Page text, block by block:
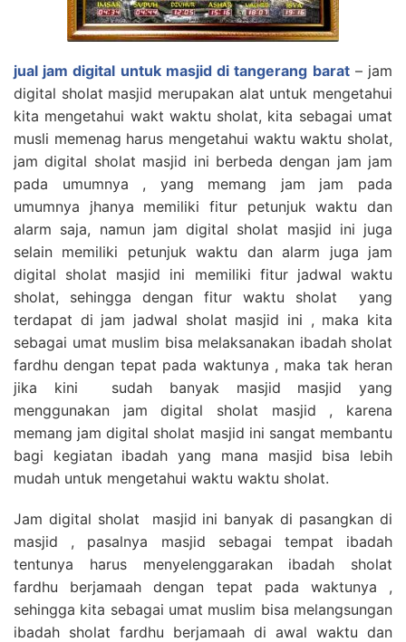
jual jam digital untuk masjid di tangerang barat– jam
digital sholat masjid merupakan alat untuk mengetahui
kita mengetahui wakt waktu sholat, kita sebagai umat
musli memenag harus mengetahui waktu waktu sholat,
jam digital sholat masjid ini berbeda dengan jam jam
pada umumnya , yang memang jam jam pada
umumnya jhanya memiliki fitur petunjuk waktu dan
alarm saja, namun jam digital sholat masjid ini juga
selain memiliki petunjuk waktu dan alarm juga jam
digital sholat masjid ini memiliki fitur jadwal waktu
sholat, sehingga dengan fitur waktu sholat yang
terdapat di jam jadwal sholat masjid ini , maka kita
sebagai umat muslim bisa melaksanakan ibadah sholat
fardhu dengan tepat pada waktunya , maka tak heran
jika kini sudah banyak masjid masjid yang
menggunakan jam digital sholat masjid , karena
memang jam digital sholat masjid ini sangat membantu
bagi kegiatan ibadah yang mana masjid bisa lebih
mudah untuk mengetahui waktu waktu sholat.
Jam digital sholat masjid ini banyak di pasangkan di
masjid , pasalnya masjid sebagai tempat ibadah
tentunya harus menyelenggarakan ibadah sholat
fardhu berjamaah dengan tepat pada waktunya ,
sehingga kita sebagai umat muslim bisa melangsungan
ibadah sholat fardhu berjamaah di awal waktu dan